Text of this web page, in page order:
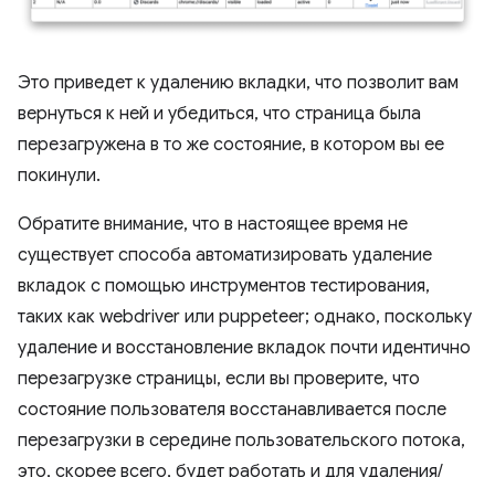
Это приведет к удалению вкладки, что позволит вам
вернуться к ней и убедиться, что страница была
перезагружена в то же состояние, в котором вы ее
покинули.
Обратите внимание, что в настоящее время не
существует способа автоматизировать удаление
вкладок с помощью инструментов тестирования,
таких как webdriver или puppeteer; однако, поскольку
удаление и восстановление вкладок почти идентично
перезагрузке страницы, если вы проверите, что
состояние пользователя восстанавливается после
перезагрузки в середине пользовательского потока,
это, скорее всего, будет работать и для удаления/